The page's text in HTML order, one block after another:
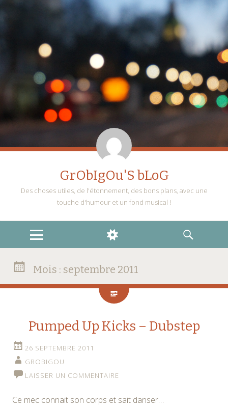
GrObIgOu'S bLoG
Des choses utiles, de l'étonnement, des bons plans, avec une
touche d'humour et un fond musical !
MENU
WIDGETS
RECHERCHE
Mois : septembre 2011
Pumped Up Kicks – Dubstep
26 SEPTEMBRE 2011
GROBIGOU
LAISSER UN COMMENTAIRE
Ce mec connait son corps et sait danser…